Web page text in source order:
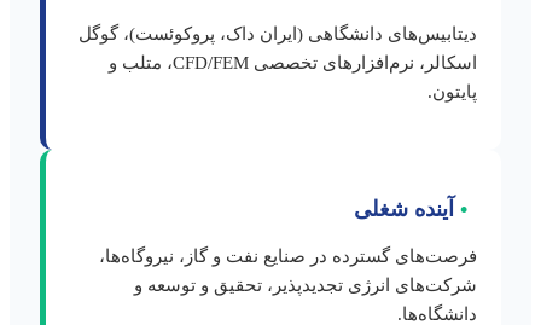
دیتابیس‌های دانشگاهی (ایران داک، پروکوئست)، گوگل
اسکالر، نرم‌افزارهای تخصصی CFD/FEM، متلب و
پایتون.
• آینده شغلی
فرصت‌های گسترده در صنایع نفت و گاز، نیروگاه‌ها،
شرکت‌های انرژی تجدیدپذیر، تحقیق و توسعه و
دانشگاه‌ها.